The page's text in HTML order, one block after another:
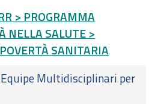
> PROGRAMMA
NELLA SALUTE >
SANITARIA
Multidisciplinari per